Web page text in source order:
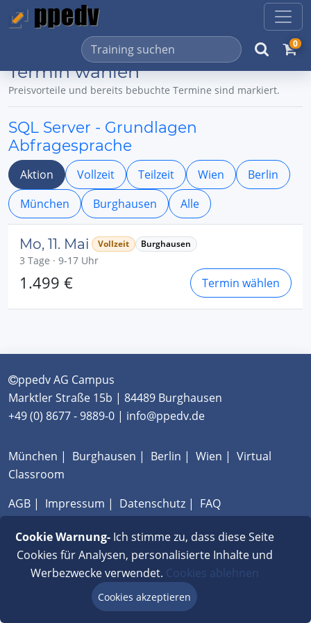
0
Termin wählen
Preisvorteile und bereits bebuchte Termine sind markiert.
SQL Server - Grundlagen
Abfragesprache
Aktion Vollzeit Teilzeit Wien
Berlin
München
Burghausen Alle
Mo, 11. Mai Vollzeit Burghausen
3 Tage · 9-17 Uhr
1.499 € Termin wählen
ppedv AG Campus
Marktler Straße 15b | 84489 Burghausen
+49 (0) 8677 - 9889-0 | info@ppedv.de
München | Burghausen | Berlin | Wien | Virtual
Classroom
AGB | Impressum | Datenschutz | FAQ
Cookie Warnung-Ich stimme zu, dass diese Seite
Cookies für Analysen, personalisierte Inhalte und
Werbezwecke verwendet. Cookies ablehnen
Cookies akzeptieren